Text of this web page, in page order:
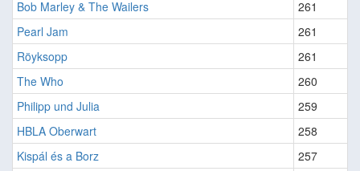
Bob Marley & The Wailers
261
Pearl Jam
261
Röyksopp
261
The Who
260
Philipp und Julia
259
HBLA Oberwart
258
Kispál és a Borz
257